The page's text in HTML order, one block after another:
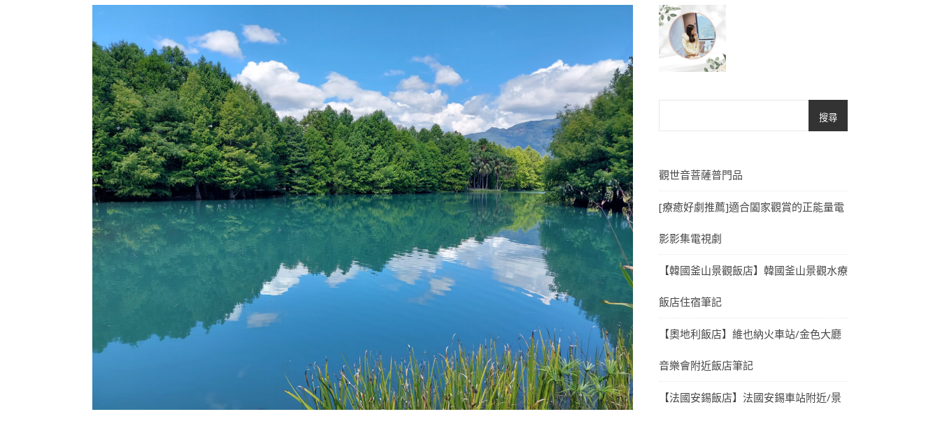
搜尋
觀世音菩薩普門品
[療癒好劇推薦]適合闔家觀賞的正能量電
影影集電視劇
【韓國釜山景觀飯店】韓國釜山景觀水療
飯店住宿筆記
【奧地利飯店】維也納火車站/金色大廳
音樂會附近飯店筆記
【法國安錫飯店】法國安錫車站附近/景